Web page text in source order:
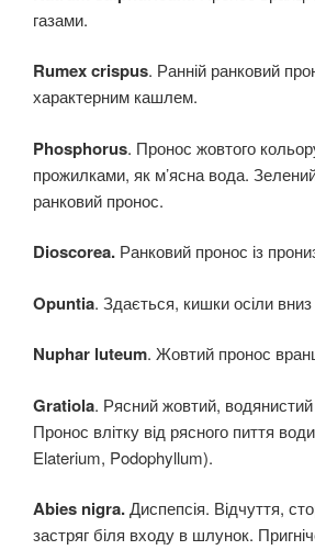
газами.
Rumex crispus. Ранній ранковий
характерним кашлем.
Phosphorus. Пронос жовтого
прожилками, як м’ясна вода.
ранковий пронос.
Dioscorea. Ранковий пронос із
Opuntia. Здається, кишки осіли
Nuphar luteum. Жовтий пронос
Gratiola. Рясний жовтий, водянистий
Пронос влітку від рясного пиття
Elaterium, Podophyllum).
Abies nigra.Диспепсія. Відчуття,
застряг біля входу в шлунок.